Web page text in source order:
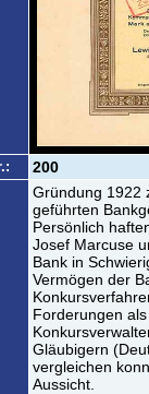
200
Gründung 1922
geführten
Persönlich
Josef Marcuse
Bank in
Vermögen der
Forderungen
Gläubigern
vergleichen
Aussicht.